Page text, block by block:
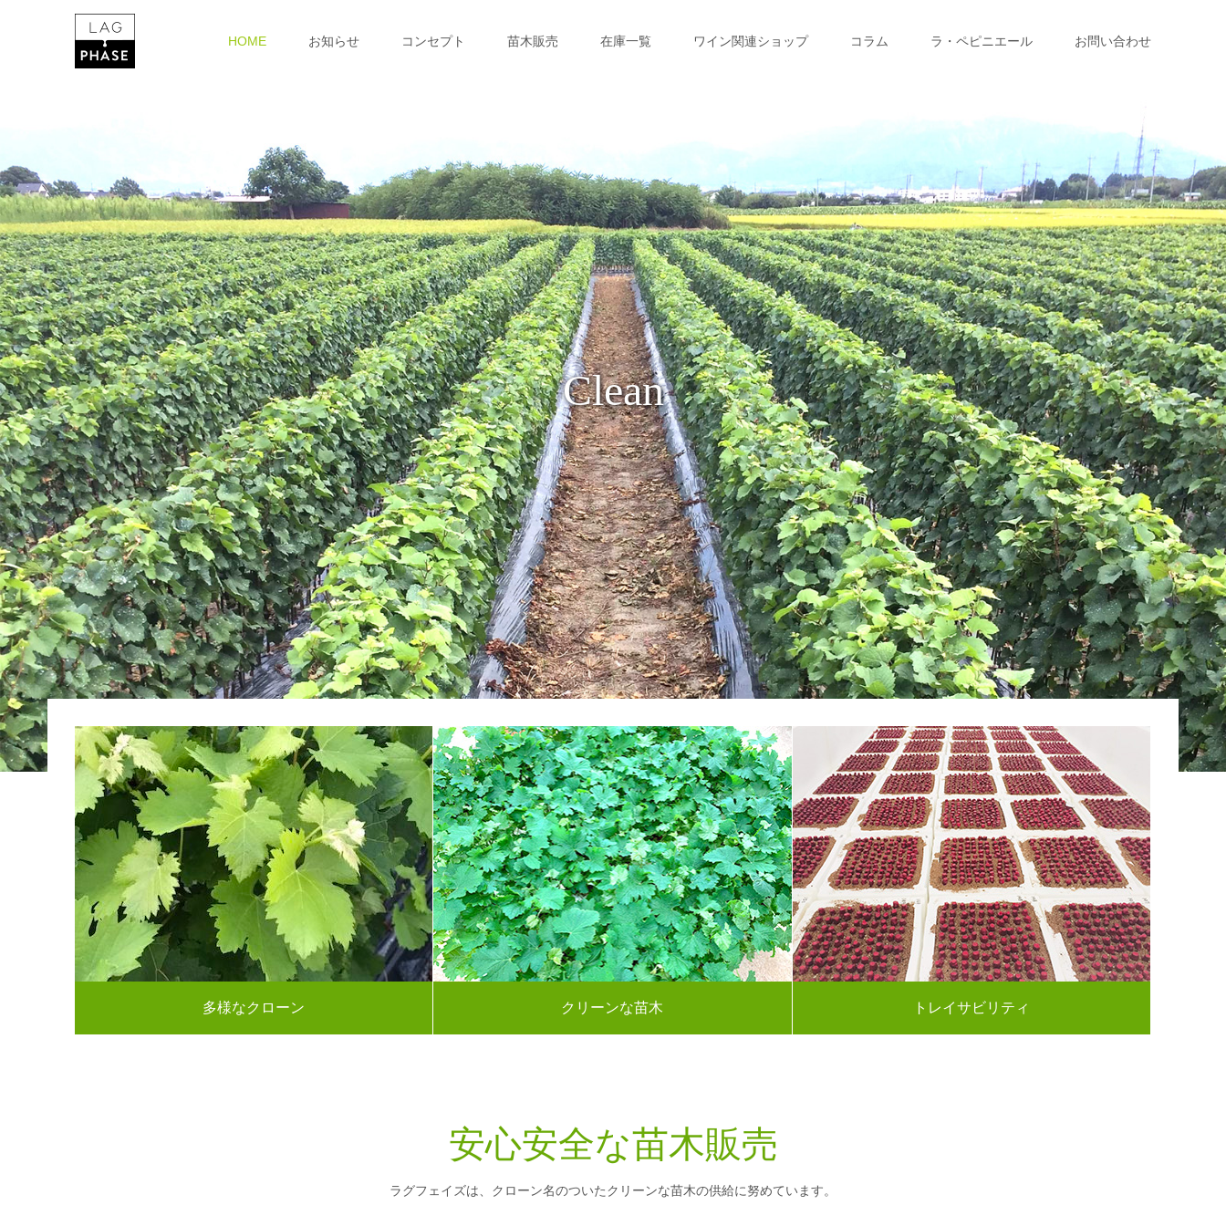
HOME お知らせ コンセプト 苗木販売 在庫一覧 ワイン関連ショップ コラム ラ・ペピニエール お問い合わせ
Clean
多様なクローン クリーンな苗木 トレイサビリティ
安心安全な苗木販売
ラグフェイズは、クローン名のついたクリーンな苗木の供給に努めています。